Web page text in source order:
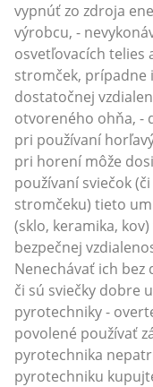
vypnúť zo zdroja
výrobcu, -
osvetľovacích telies
stromček, prípadne
dostatočnej
otvoreného ohňa, -
pri používaní
pri horení môže
používaní sviečok
stromčeku) tieto
(sklo, keramika,
bezpečnej
Nenechávať ich
či sú sviečky dobre
pyrotechniky -
povolené používať
pyrotechnika
pyrotechniku